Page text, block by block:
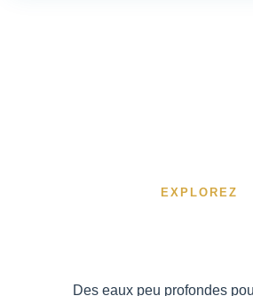
EXPLOREZ
Des eaux peu profondes